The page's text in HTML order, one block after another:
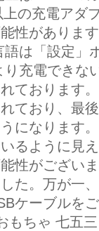
の充電アダ
性がありま
は「設定」
充電できな
ております
ており、最
になります
るように見
性がござい
た。万が一
ケーブルを
もちゃ 七五